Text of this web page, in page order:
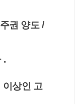
권 양도 /
.
상인 고